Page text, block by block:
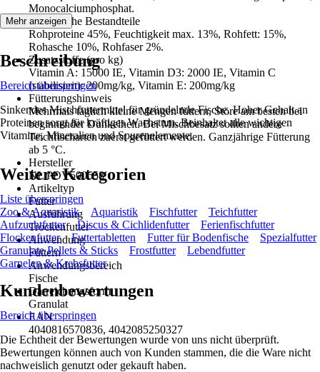
Monocalciumphosphat.
Analytische Bestandteile
Rohproteine 45%, Feuchtigkeit max. 13%, Rohfett: 15%,
Rohasche 10%, Rohfaser 2%.
Zusatzstoffe (pro kg)
Vitamin A: 15000 IE, Vitamin D3: 2000 IE, Vitamin C
(stabilisiert): 200mg/kg, Vitamin E: 200mg/kg
Fütterungshinweis
Mehrmals täglich kleine Mengen füttern, Störe am besten bei
beginnender Dunkelheit. Bei Mischbesatz sollten andere
Teichfischarten zuerst gefüttert werden. Ganzjährige Fütterung
ab 5 °C.
Hersteller
NL PDV500658
Artikeltyp
Futter
Ausführung
Trockenfutter
Anwendung
Füttern
Anwendungsbereich
Fische
Darreichungsform
Granulat
EAN
4040816570836, 4042085250327
Mehr anzeigen
Beschreibung
Bereich überspringen
Sinkendes Mischfuttermittel für gründelnde Fische. Hoher Gehalt an
Proteinen sorgt für kräftiges Wachstum. Beinhaltet alle wichtigen
Vitamine, Mineralien und Spurenelemente.
Weitere Kategorien
Liste überspringen
Zoo & Aquaristik
Aquaristik Fischfutter
Teichfutter
Aufzuchtfutter
Discus & Cichlidenfutter
Ferienfischfutter
Flockenfutter
Futtertabletten Futter für Bodenfische
Spezialfutter
Granulate Pellets & Sticks
Frostfutter
Lebendfutter
Garnelen & Krebsfutter
Kundenbewertungen
Bereich überspringen
Die Echtheit der Bewertungen wurde von uns nicht überprüft.
Bewertungen können auch von Kunden stammen, die die Ware nicht
nachweislich genutzt oder gekauft haben.